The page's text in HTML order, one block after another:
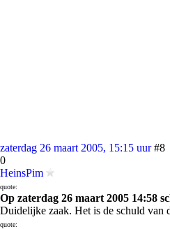
zaterdag 26 maart 2005, 15:15 uur #8
0
HeinsPim
quote:
Op zaterdag 26 maart 2005 14:58
Duidelijke zaak. Het is de schuld van
quote: